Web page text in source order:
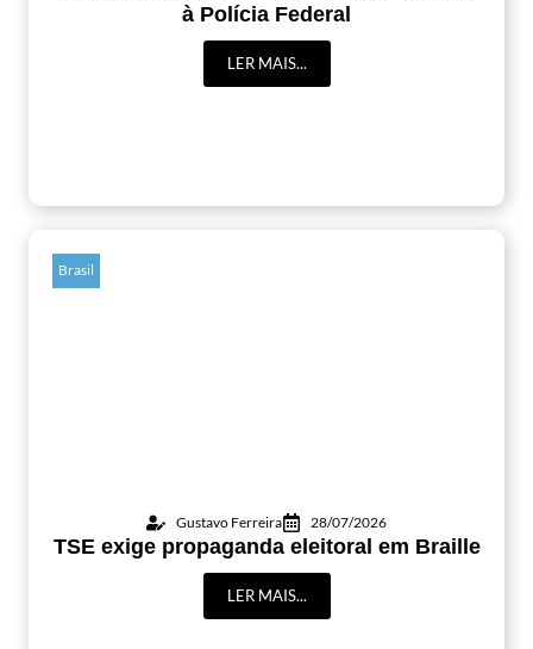
à Polícia Federal
LER MAIS...
Brasil
Gustavo Ferreira 28/07/2026
TSE exige propaganda eleitoral em Braille
LER MAIS...